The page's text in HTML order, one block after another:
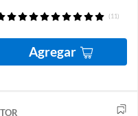
(11)
Agregar